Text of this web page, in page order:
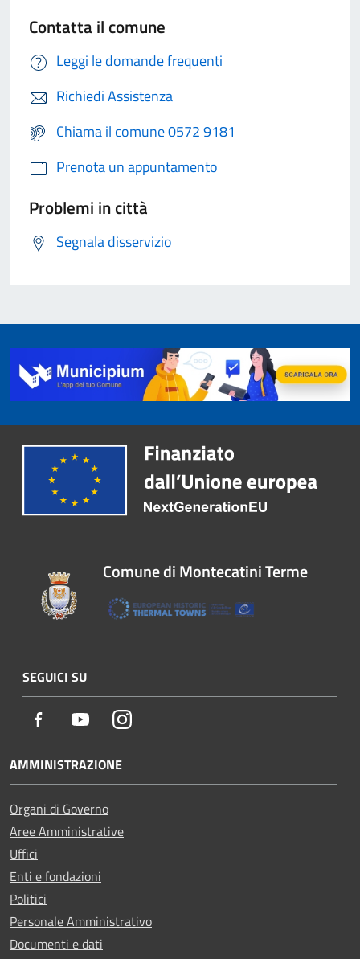
Contatta il comune
Leggi le domande frequenti
Richiedi Assistenza
Chiama il comune 0572 9181
Prenota un appuntamento
Problemi in città
Segnala disservizio
Comune di Montecatini Terme
SEGUICI SU
Facebook YoutubeInstagram
AMMINISTRAZIONE
Organi di Governo
Aree Amministrative
Uffici
Enti e fondazioni
Politici
Personale Amministrativo
Documenti e dati